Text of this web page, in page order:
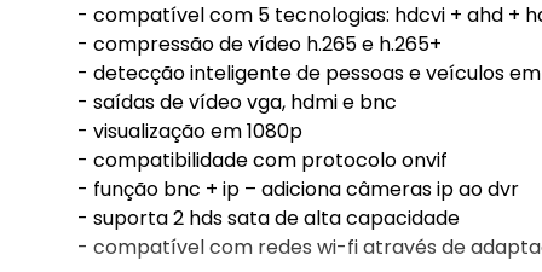
- compatível com 5 tecnologias: hdcvi + ahd +
- compressão de vídeo h.265 e h.265+
- detecção inteligente de pessoas e veículos em
- saídas de vídeo vga, hdmi e bnc
- visualização em 1080p
- compatibilidade com protocolo onvif
- função bnc + ip – adiciona câmeras ip ao dvr
- suporta 2 hds sata de alta capacidade
- compatível com redes wi-fi através de